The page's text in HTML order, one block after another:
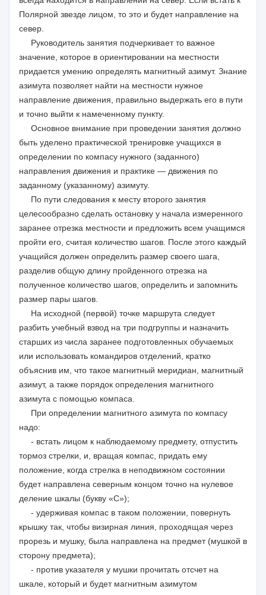
Полярной звезде лицом, то это и будет направление на
север.
Руководитель занятия подчеркивает то важное
значение, которое в ориентировании на местности
придается умению определять магнитный азимут. Знание
азимута позволяет найти на местности нужное
направление движения, правильно выдержать его в пути
и точно выйти к намеченному пункту.
Основное внимание при проведении занятия должно
быть уделено практической тренировке учащихся в
определении по компасу нужного (заданного)
направления движения и практике — движения по
заданному (указанному) азимуту.
По пути следования к месту второго занятия
целесообразно сделать остановку у начала измеренного
заранее отрезка местности и предложить всем учащимся
пройти его, считая количество шагов. После этого каждый
учащийся должен определить размер своего шага,
разделив общую длину пройденного отрезка на
полученное количество шагов, определить и запомнить
размер пары шагов.
На исходной (первой) точке маршрута следует
разбить учебный взвод на три подгруппы и назначить
старших из числа заранее подготовленных обучаемых
или использовать командиров отделений, кратко
объяснив им, что такое магнитный меридиан, магнитный
азимут, а также порядок определения магнитного
азимута с помощью компаса.
При определении магнитного азимута по компасу
надо:
- встать лицом к наблюдаемому предмету, отпустить
тормоз стрелки, и, вращая компас, придать ему
положение, когда стрелка в неподвижном состоянии
будет направлена северным концом точно на нулевое
деление шкалы (букву «С»);
- удерживая компас в таком положении, повернуть
крышку так, чтобы визирная линия, проходящая через
прорезь и мушку, была направлена на предмет (мушкой в
сторону предмета);
- против указателя у мушки прочитать отсчет на
шкале, который и будет магнитным азимутом